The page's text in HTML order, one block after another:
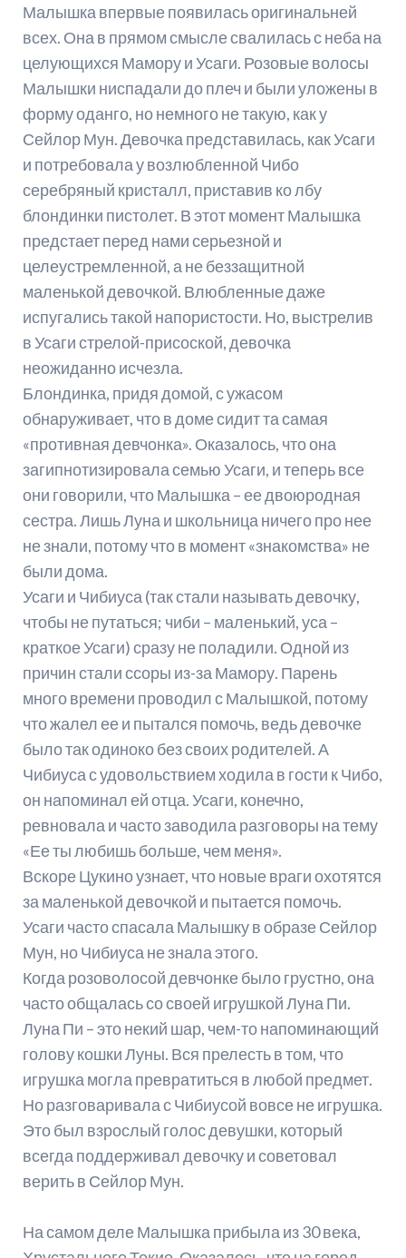
Малышка впервые появилась оригинальней
всех. Она в прямом смысле свалилась с неба на
целующихся Мамору и Усаги. Розовые волосы
Малышки ниспадали до плеч и были уложены в
форму оданго, но немного не такую, как у
Сейлор Мун. Девочка представилась, как Усаги
и потребовала у возлюбленной Чибо
серебряный кристалл, приставив ко лбу
блондинки пистолет. В этот момент Малышка
предстает перед нами серьезной и
целеустремленной, а не беззащитной
маленькой девочкой. Влюбленные даже
испугались такой напористости. Но, выстрелив
в Усаги стрелой-присоской, девочка
неожиданно исчезла.
Блондинка, придя домой, с ужасом
обнаруживает, что в доме сидит та самая
«противная девчонка». Оказалось, что она
загипнотизировала семью Усаги, и теперь все
они говорили, что Малышка – ее двоюродная
сестра. Лишь Луна и школьница ничего про нее
не знали, потому что в момент «знакомства» не
были дома.
Усаги и Чибиуса (так стали называть девочку,
чтобы не путаться; чиби – маленький, уса –
краткое Усаги) сразу не поладили. Одной из
причин стали ссоры из-за Мамору. Парень
много времени проводил с Малышкой, потому
что жалел ее и пытался помочь, ведь девочке
было так одиноко без своих родителей. А
Чибиуса с удовольствием ходила в гости к Чибо,
он напоминал ей отца. Усаги, конечно,
ревновала и часто заводила разговоры на тему
«Ее ты любишь больше, чем меня».
Вскоре Цукино узнает, что новые враги охотятся
за маленькой девочкой и пытается помочь.
Усаги часто спасала Малышку в образе Сейлор
Мун, но Чибиуса не знала этого.
Когда розоволосой девчонке было грустно, она
часто общалась со своей игрушкой Луна Пи.
Луна Пи – это некий шар, чем-то напоминающий
голову кошки Луны. Вся прелесть в том, что
игрушка могла превратиться в любой предмет.
Но разговаривала с Чибиусой вовсе не игрушка.
Это был взрослый голос девушки, который
всегда поддерживал девочку и советовал
верить в Сейлор Мун.
На самом деле Малышка прибыла из 30 века,